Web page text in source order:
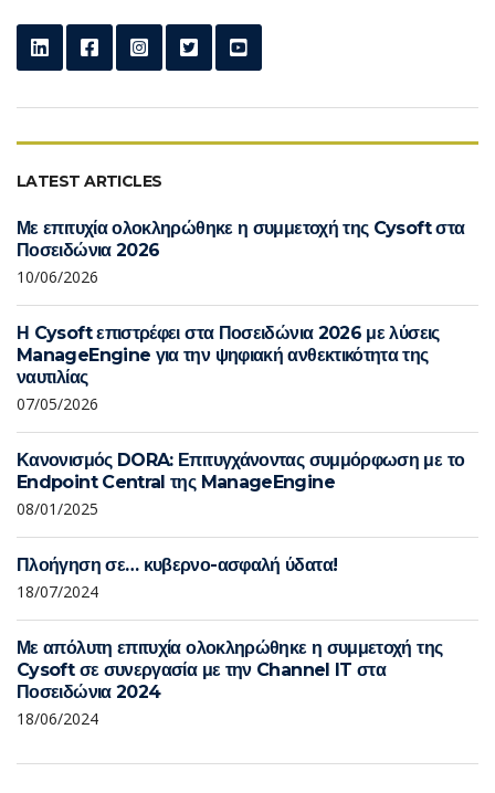
LATEST ARTICLES
Με επιτυχία ολοκληρώθηκε η συμμετοχή της Cysoft στα
Ποσειδώνια 2026
10/06/2026
Η Cysoft επιστρέφει στα Ποσειδώνια 2026 με λύσεις
ManageEngine για την ψηφιακή ανθεκτικότητα της
ναυτιλίας
07/05/2026
Κανονισμός DORA: Επιτυγχάνοντας συμμόρφωση με το
Endpoint Central της ManageEngine
08/01/2025
Πλοήγηση σε… κυβερνο-ασφαλή ύδατα!
18/07/2024
Με απόλυτη επιτυχία ολοκληρώθηκε η συμμετοχή της
Cysoft σε συνεργασία με την Channel IT στα
Ποσειδώνια 2024
18/06/2024